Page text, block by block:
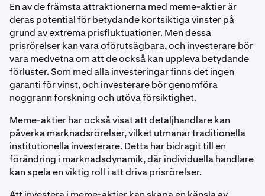
En av de främsta attraktionerna med meme-aktier är
deras potential för betydande kortsiktiga vinster på
grund av extrema prisfluktuationer. Men dessa
prisrörelser kan vara oförutsägbara, och investerare bör
vara medvetna om att de också kan uppleva betydande
förluster. Som med alla investeringar finns det ingen
garanti för vinst, och investerare bör genomföra
noggrann forskning och utöva försiktighet.
Meme-aktier har också visat att detaljhandlare kan
påverka marknadsrörelser, vilket utmanar traditionella
institutionella investerare. Detta har bidragit till en
förändring i marknadsdynamik, där individuella handlare
kan spela en viktig roll i att driva prisrörelser.